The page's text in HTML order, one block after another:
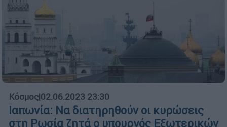
Κόσμος|02.06.2023 23:30
Ιαπωνία: Να διατηρηθούν οι κυρώσεις
στη Ρωσία ζητά ο υπουργός Εξωτερικών